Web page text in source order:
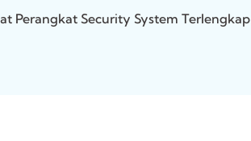
Perangkat Security System Terlengkap